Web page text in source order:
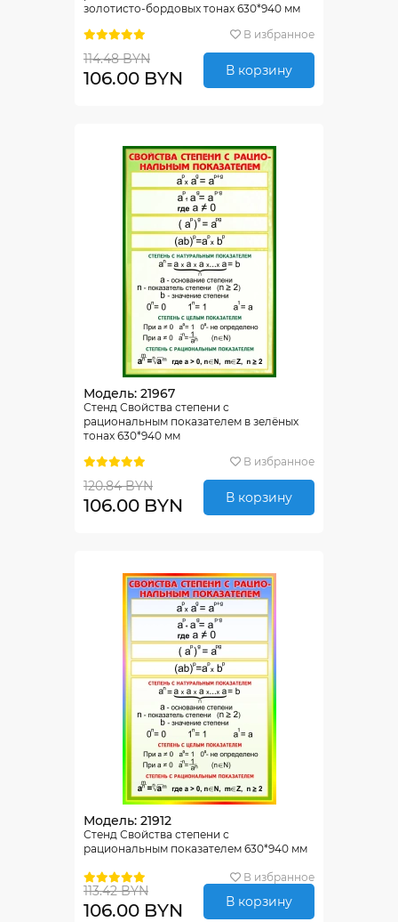
золотисто-бордовых тонах 630*940 мм
В избранное
114.48 BYN
106.00 BYN В корзину
Модель: 21967
Стенд Свойства степени с
рациональным показателем в зелёных
тонах 630*940 мм
В избранное
120.84 BYN
106.00 BYN В корзину
Модель: 21912
Стенд Свойства степени с
рациональным показателем 630*940 мм
В избранное
113.42 BYN
106.00 BYN В корзину